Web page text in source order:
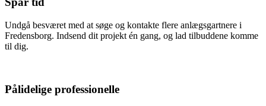
Undgå besværet med at søge og kontakte flere anlægsgartnere i
Fredensborg. Indsend dit projekt én gang, og lad tilbuddene komme
til dig.
Pålidelige professionelle